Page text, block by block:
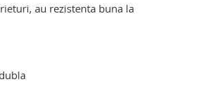
au rezistenta buna la